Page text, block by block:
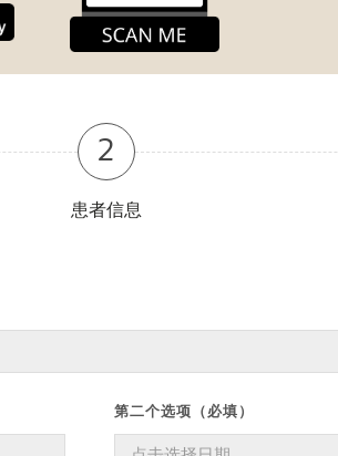
2
患者信息
第二个选项（必填）